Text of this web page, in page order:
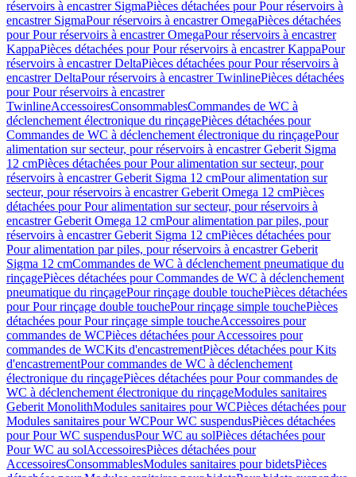
réservoirs à encastrer SigmaPièces détachées pour Pour réservoirs à
encastrer SigmaPour réservoirs à encastrer OmegaPièces détachées
pour Pour réservoirs à encastrer OmegaPour réservoirs à encastrer
KappaPièces détachées pour Pour réservoirs à encastrer KappaPour
réservoirs à encastrer DeltaPièces détachées pour Pour réservoirs à
encastrer DeltaPour réservoirs à encastrer TwinlinePièces détachées
pour Pour réservoirs à encastrer
TwinlineAccessoiresConsommablesCommandes de WC à
déclenchement électronique du rinçagePièces détachées pour
Commandes de WC à déclenchement électronique du rinçagePour
alimentation sur secteur, pour réservoirs à encastrer Geberit Sigma
12 cmPièces détachées pour Pour alimentation sur secteur, pour
réservoirs à encastrer Geberit Sigma 12 cmPour alimentation sur
secteur, pour réservoirs à encastrer Geberit Omega 12 cmPièces
détachées pour Pour alimentation sur secteur, pour réservoirs à
encastrer Geberit Omega 12 cmPour alimentation par piles, pour
réservoirs à encastrer Geberit Sigma 12 cmPièces détachées pour
Pour alimentation par piles, pour réservoirs à encastrer Geberit
Sigma 12 cmCommandes de WC à déclenchement pneumatique du
rinçagePièces détachées pour Commandes de WC à déclenchement
pneumatique du rinçagePour rinçage double touchePièces détachées
pour Pour rinçage double touchePour rinçage simple touchePièces
détachées pour Pour rinçage simple toucheAccessoires pour
commandes de WCPièces détachées pour Accessoires pour
commandes de WCKits d'encastrementPièces détachées pour Kits
d'encastrementPour commandes de WC à déclenchement
électronique du rinçagePièces détachées pour Pour commandes de
WC à déclenchement électronique du rinçageModules sanitaires
Geberit MonolithModules sanitaires pour WCPièces détachées pour
Modules sanitaires pour WCPour WC suspendusPièces détachées
pour Pour WC suspendusPour WC au solPièces détachées pour
Pour WC au solAccessoiresPièces détachées pour
AccessoiresConsommablesModules sanitaires pour bidetsPièces